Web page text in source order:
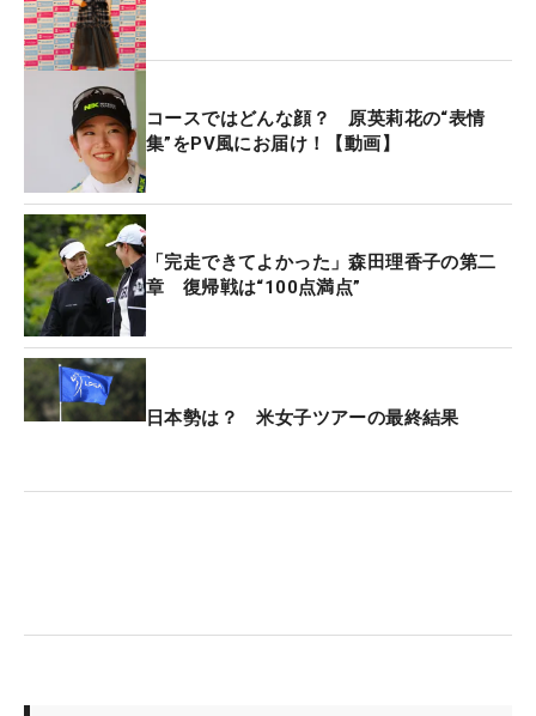
コースではどんな顔？ 原英莉花の“表情
集”をPV風にお届け！【動画】
「完走できてよかった」森田理香子の第二
章 復帰戦は“100点満点”
日本勢は？ 米女子ツアーの最終結果